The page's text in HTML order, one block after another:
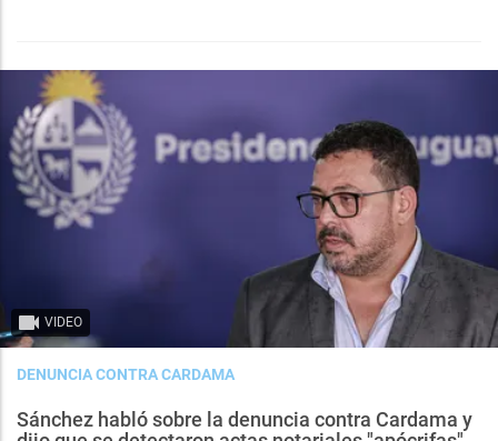
VIDEO
DENUNCIA CONTRA CARDAMA
Sánchez habló sobre la denuncia contra Cardama y